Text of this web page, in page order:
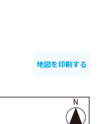
地図を印刷する